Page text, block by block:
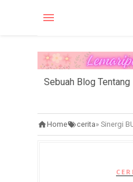
Sebuah Blog
Home cerita» Sinergi